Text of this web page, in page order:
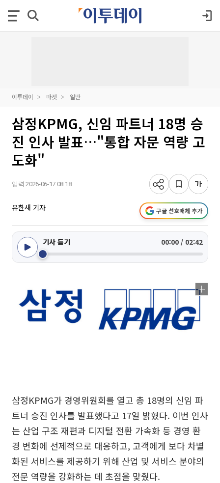
이투데이 마켓 일반
삼정KPMG, 신임 파트너 18명 승
진 인사 발표…"통합 자문 역량 고
도화"
입력 2026-06-17 08:18
유한새 기자 구글 선호매체 추가
기사 듣기 00:00 / 02:42
삼정KPMG가 경영위원회를 열고 총 18명의 신임 파
트너 승진 인사를 발표했다고 17일 밝혔다. 이번 인사
는 산업 구조 재편과 디지털 전환 가속화 등 경영 환
경 변화에 선제적으로 대응하고, 고객에게 보다 차별
화된 서비스를 제공하기 위해 산업 및 서비스 분야의
전문 역량을 강화하는 데 초점을 맞췄다.